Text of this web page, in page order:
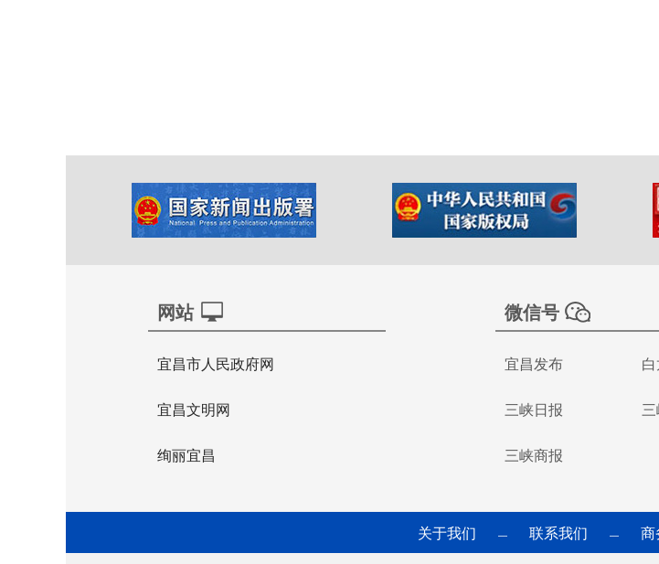
网站
宜昌市人民政府网
宜昌文明网
绚丽宜昌
微信号
宜昌发布
三峡日报
三峡商报
关于我们 — 联系我们 — 商